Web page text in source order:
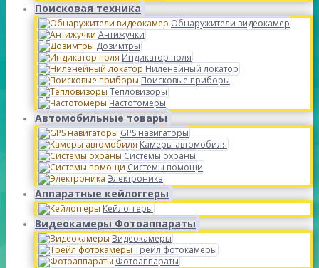
Поисковая техника
Обнаружители видеокамер
Антижучки
Дозимтры
Индикатор поля
Ниленейный локатор
Поисковые приборы
Тепловизоры
Частотомеры
Автомобильные товары
GPS навигаторы
Камеры автомобиля
Системы охраны
Системы помощи
Электроника
Аппаратные кейлоггеры
Кейлоггеры
Видеокамеры Фотоаппараты
Видеокамеры
Трейл фотокамеры
Фотоаппараты